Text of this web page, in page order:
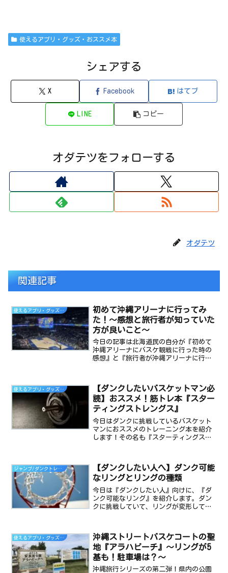
使えるアプリ・グッズ・おススメ本
シェアする
X Facebook はてブ
LINE コピー
オダテツをフォローする
オダテツ
関連記事
使えるアプリ・グッズ・おススメ本
初めて沖縄アリーナに行ってみ
た！～感想と旅行者が知っていた
方が良いこと～
今日の記事は北海道民の自分が『初めて
沖縄アリーナにバスケ観戦に行った時の
感想』と『旅行者が沖縄アリーナに行く
ょう(^^)/
使えるアプリ・グッズ・おススメ本
【ダンクしたいバスケットマン必
読】おススメ！筋トレ本『スター
ティングストレングス』
今日はダンクに挑戦しているバスケット
マンにおススメのトレーニング本を紹介
します！その名も『スターティングスト
かれている本です。
ジャンプ/ダンクトレーニング
【ダンクしたい人へ】ダンク可能
なリングとリングの種類
今日は『ダンクしたい人』向けに、『ダ
ンク可能なリング』を紹介します。ダン
クに挑戦していて、リングが変形して壊
リングの種類を紹介します。
使えるアプリ・グッズ・おススメ本
沖縄ストリートバスケコートの聖
地『アラハビーチ』～リングが5
基も！駐車場は？～
沖縄旅行シリーズの第二弾！県内の公園